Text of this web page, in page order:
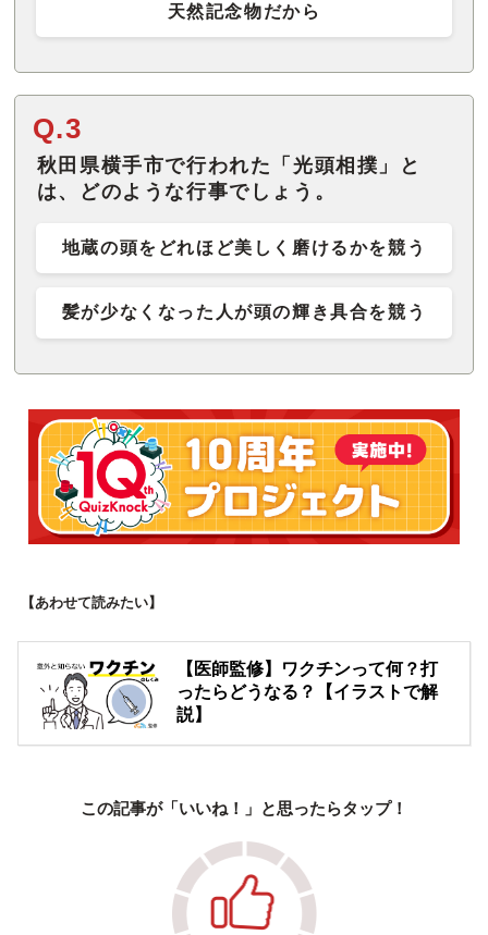
天然記念物だから
Q.3
秋田県横手市で行われた「光頭相撲」と
は、どのような行事でしょう。
地蔵の頭をどれほど美しく磨けるかを競う
髪が少なくなった人が頭の輝き具合を競う
【あわせて読みたい】
【医師監修】ワクチンって何？打
ったらどうなる？【イラストで解
説】
この記事が「いいね！」と思ったらタップ！